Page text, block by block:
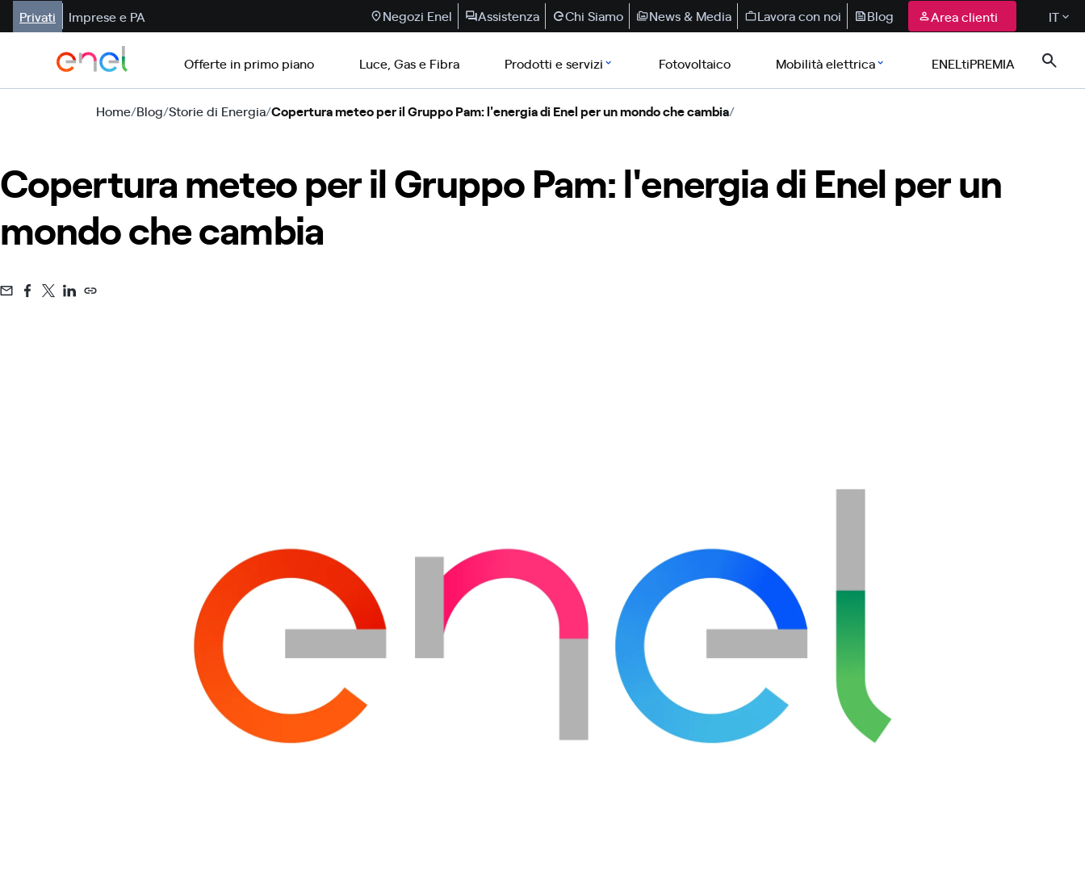
Privati Imprese e PA Negozi Enel Assistenza Chi Siamo News & Media Lavora con noi Blog Area clienti IT
Offerte in primo piano Luce, Gas e Fibra Prodotti e servizi Fotovoltaico Mobilità elettrica ENELtiPREMIA
Home/Blog/Storie di Energia/Copertura meteo per il Gruppo Pam: l'energia di Enel per un mondo che cambia/
Copertura meteo per il Gruppo Pam: l'energia di Enel per un
mondo che cambia